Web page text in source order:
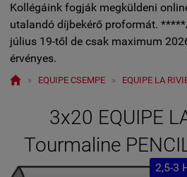
Kollégáink fogják megküldeni
utalandó díjbekérő proformát.
július 19-től de csak maximum
érvényes.
 » EQUIPE CSEMPE » EQUIPE LA
3x20 EQUIPE
Tourmaline
2,5-3